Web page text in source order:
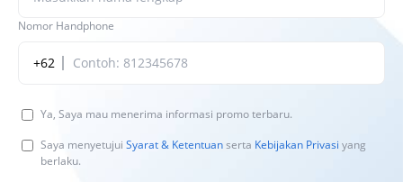
Nomor Handphone
+62
Ya, Saya mau menerima informasi promo terbaru.
Saya menyetujui Syarat & Ketentuanserta Kebijakan Privasi yang
berlaku.